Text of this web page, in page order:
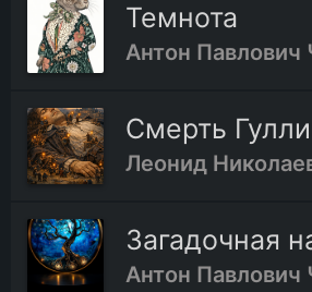
Темнота
Антон Павлович
Смерть
Леонид
Загадочная
Антон Павлович